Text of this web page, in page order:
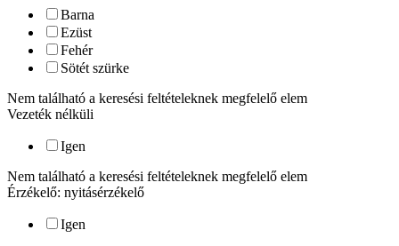
Barna
Ezüst
Fehér
Sötét szürke
Nem található a keresési feltételeknek megfelelő elem
Vezeték nélküli
Igen
Nem található a keresési feltételeknek megfelelő elem
Érzékelő: nyitásérzékelő
Igen